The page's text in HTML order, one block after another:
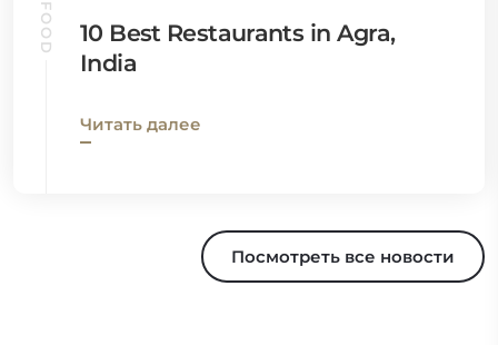
FOOD
10 Best Restaurants in Agra,
India
Читать далее
Посмотреть все новости